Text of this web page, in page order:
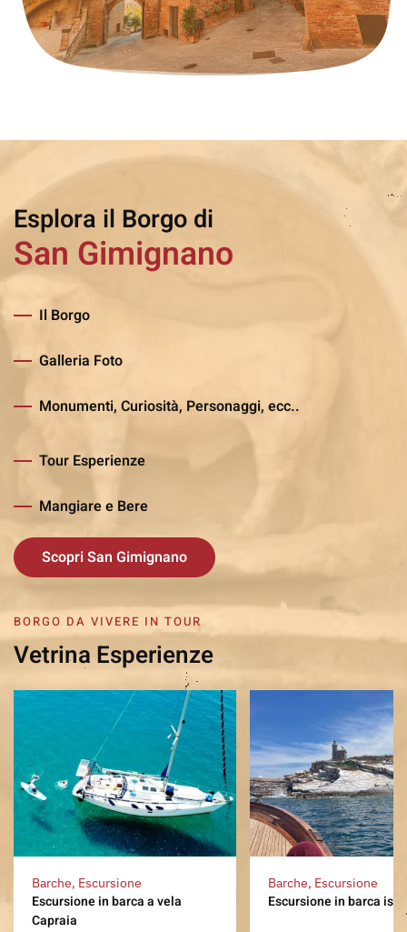
Esplora il Borgo di
San Gimignano
Il Borgo
Galleria Foto
Monumenti, Curiosità, Personaggi, ecc..
Tour Esperienze
Mangiare e Bere
Scopri San Gimignano
BORGO DA VIVERE IN TOUR
Vetrina Esperienze
Barche, Escursione
Escursione in barca a vela
Capraia
Barche, Escursione
Escursione in barca